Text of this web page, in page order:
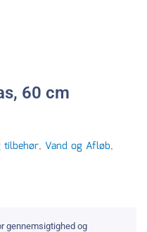
60 cm
, Vand og Afløb,
gennemsigtighed og